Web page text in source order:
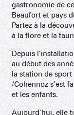
gastronomie de
Beaufort et pays
Partez à la
à la flore et la
Depuis
au début des
la station de sport
/Cohennoz s’est
et les enfants.
Aujourd’hui, elle